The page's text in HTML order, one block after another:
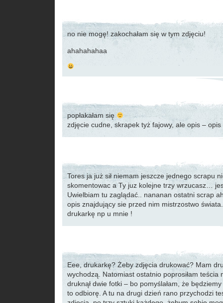
no nie mogę! zakochałam się w tym zdjęciu!
ahahahahaa
popłakałam się
zdjęcie cudne, skrapek tyż fajowy, ale opis –
Tores ja już sił niemam jeszcze jednego scrapu
skomentowac a Ty juz kolejne trzy wrzucasz…
Uwielbiam tu zaglądać.. nananan ostatni scrap
opis znajdujący sie przed nim mistrzostwo
drukarkę np u mnie !
Eee, drukarkę? Żeby zdjęcia drukować? Mam
wychodzą. Natomiast ostatnio poprosiłam teścia
druknął dwie fotki – bo pomyślałam, że
to odbiorę. A tu na drugi dzień rano przychodzi